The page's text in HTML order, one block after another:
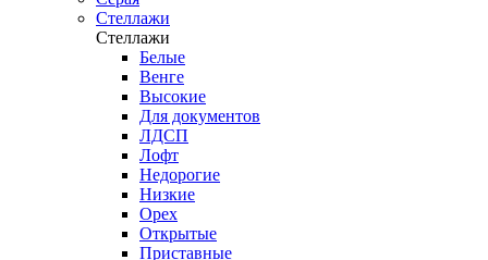
Стеллажи
Стеллажи
Белые
Венге
Высокие
Для документов
ЛДСП
Лофт
Недорогие
Низкие
Орех
Открытые
Приставные